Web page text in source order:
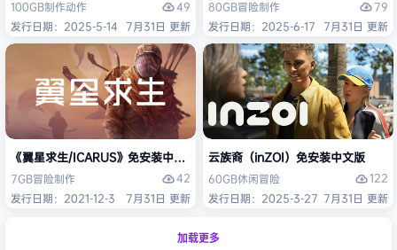
100GB制作动作
49
发行日期：2025-5-14 7月31日 更新
80GB冒险制作
79
发行日期：2025-6-17 7月31日 更新
《翼星求生/ICARUS》免安装中文版
7GB冒险制作
42
发行日期：2021-12-3
7月31日 更新
云族裔（inZOI）免安装中文版
60GB休闲冒险
122
发行日期：2025-3-27 7月31日 更新
加载更多